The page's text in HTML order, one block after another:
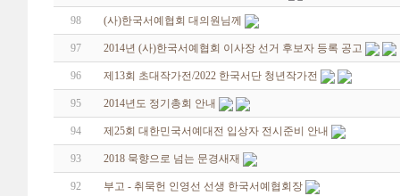
98 (사)한국서예협회 대의원님께
97 2014년 (사)한국서예협회 이사장 선거 후보자 등록 공고
96 제13회 초대작가전/2022 한국서단 청년작가전
95 2014년도 정기총회 안내
94 제25회 대한민국서예대전 입상자 전시준비 안내
93 2018 묵향으로 넘는 문경새재
92 부고 - 취묵헌 인영선 선생 한국서예협회장